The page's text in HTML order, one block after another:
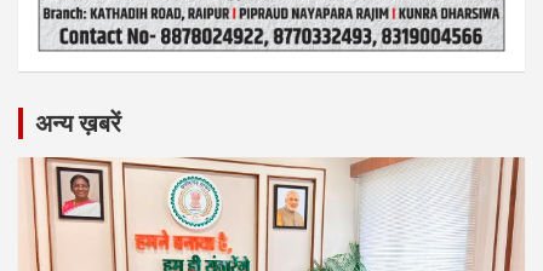
अन्य ख़बरें